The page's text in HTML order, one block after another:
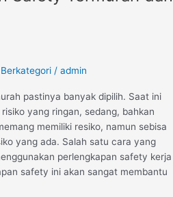
/ admin
pastinya banyak dipilih. Saat ini
yang ringan, sedang, bahkan
memiliki resiko, namun sebisa
yang ada. Salah satu cara yang
perlengkapan safety kerja
safety ini akan sangat membantu